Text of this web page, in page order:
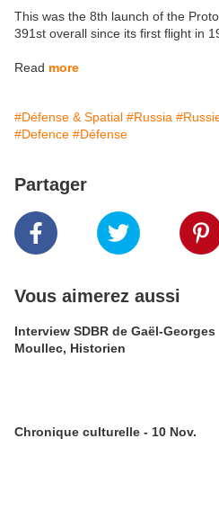
This was the 8th launch of the
391st overall since its first flight in
Read more
#Défense & Spatial #Russia
#Defence #Défense
Partager
Vous aimerez aussi
Interview SDBR de Gaël-Georges
Moullec, Historien
Chronique culturelle - 10 Nov.